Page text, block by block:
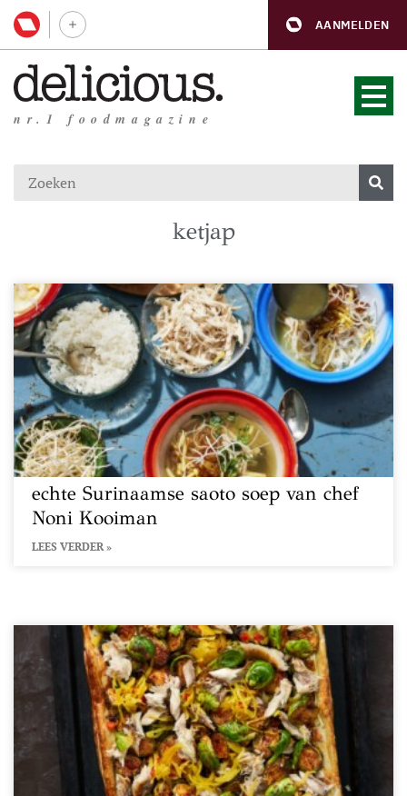
AANMELDEN
nr.1 foodmagazine
ketjap
echte Surinaamse saoto soep van chef
Noni Kooiman
LEES VERDER »